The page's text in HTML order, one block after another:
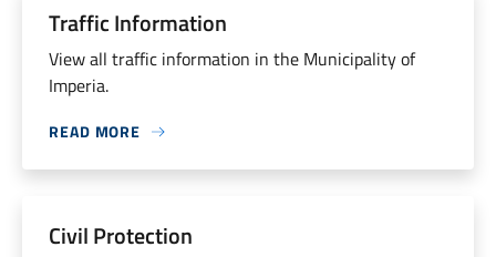
Traffic Information
View all traffic information in the Municipality of
Imperia.
READ MORE
Civil Protection